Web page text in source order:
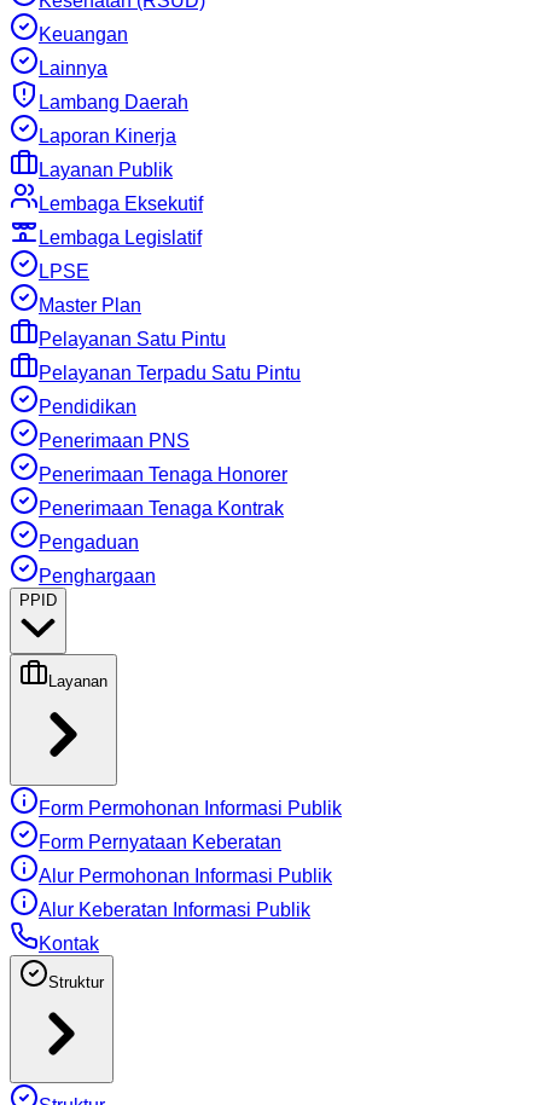
Keuangan
Lainnya
Lambang Daerah
Laporan Kinerja
Layanan Publik
Lembaga Eksekutif
Lembaga Legislatif
LPSE
Master Plan
Pelayanan Satu Pintu
Pelayanan Terpadu Satu Pintu
Pendidikan
Penerimaan PNS
Penerimaan Tenaga Honorer
Penerimaan Tenaga Kontrak
Pengaduan
Penghargaan
PPID
Layanan
Form Permohonan Informasi Publik
Form Pernyataan Keberatan
Alur Permohonan Informasi Publik
Alur Keberatan Informasi Publik
Kontak
Struktur